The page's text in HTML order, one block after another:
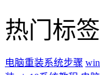
热门标签
电脑重装系统步骤